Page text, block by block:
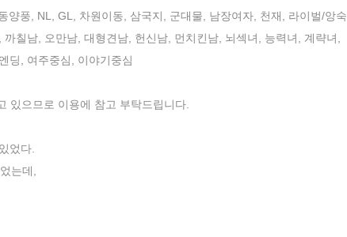
양풍, NL, GL, 차원이동, 삼국지, 군대물, 남장여자, 천재, 라이벌/앙숙,
칠남, 오만남, 대형견남, 헌신남, 먼치킨남, 뇌섹녀, 능력녀, 계략녀,
딩, 여주중심, 이야기중심
있으므로 이용에 참고 부탁드립니다.
었다.
는데,